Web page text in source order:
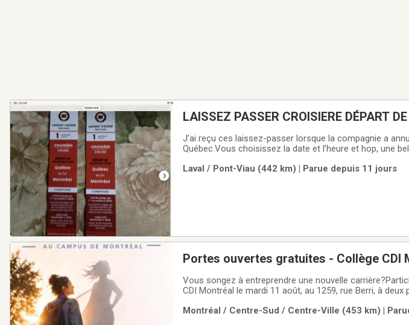
LAISSEZ PASSER CROISIERE DÉPART
J’ai reçu ces laissez-passer lorsque la compagnie a
Québec.Vous choisissez la date et l’heure et hop, une
Laval / Pont-Viau (442 km) | Parue depuis 11 jours
Portes ouvertes gratuites - Collège CDI
Vous songez à entreprendre une nouvelle
CDI Montréal le mardi 11 août, au 1259, rue Berri, à
dans une ambiance conviviale.✔
Montréal / Centre-Sud / Centre-Ville (453 km) |